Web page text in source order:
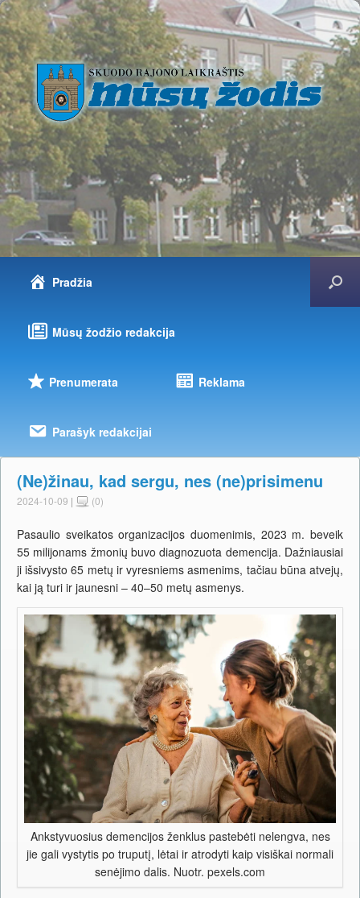
Pradžia
Mūsų žodžio redakcija
Prenumerata Reklama
Parašyk redakcijai
(Ne)žinau, kad sergu, nes (ne)prisimenu
2024-10-09 | (0)
Pasaulio sveikatos organizacijos duomenimis, 2023 m. beveik
55 milijonams žmonių buvo diagnozuota demencija. Dažniausiai
ji išsivysto 65 metų ir vyresniems asmenims, tačiau būna atvejų,
kai ją turi ir jaunesni – 40–50 metų asmenys.
Ankstyvuosius demencijos ženklus pastebėti nelengva, nes
jie gali vystytis po truputį, lėtai ir atrodyti kaip visiškai normali
senėjimo dalis. Nuotr. pexels.com